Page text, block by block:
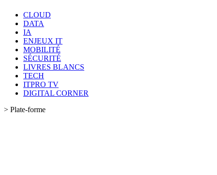
CLOUD
DATA
IA
ENJEUX IT
MOBILITÉ
SÉCURITÉ
LIVRES BLANCS
TECH
ITPRO TV
DIGITAL CORNER
> Plate-forme